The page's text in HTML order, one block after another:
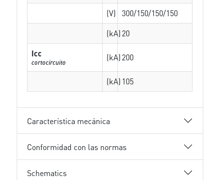
(V)
300/150/150/150
(kA)20
Icc
cortocircuito (kA)200
(kA) 105
Característica mecánica
Conformidad con las normas
Schematics